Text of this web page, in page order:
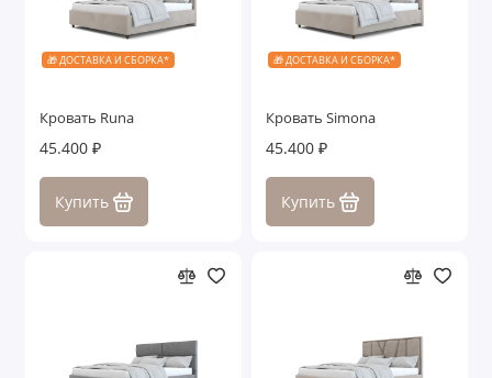
🎁 ДОСТАВКА И СБОРКА*
Кровать Runa
45.400 ₽
Купить
🎁 ДОСТАВКА И СБОРКА*
Кровать Simona
45.400 ₽
Купить